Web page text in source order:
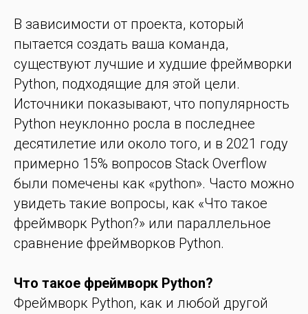
В зависимости от проекта, который
пытается создать ваша команда,
существуют лучшие и худшие фреймворки
Python, подходящие для этой цели.
Источники показывают, что популярность
Python неуклонно росла в последнее
десятилетие или около того, и в 2021 году
примерно 15% вопросов Stack Overflow
были помечены как «python». Часто можно
увидеть такие вопросы, как «Что такое
фреймворк Python?» или параллельное
сравнение фреймворков Python.
Что такое фреймворк Python?
Фреймворк Python, как и любой другой